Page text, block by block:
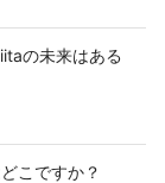
の未来はある
こですか？